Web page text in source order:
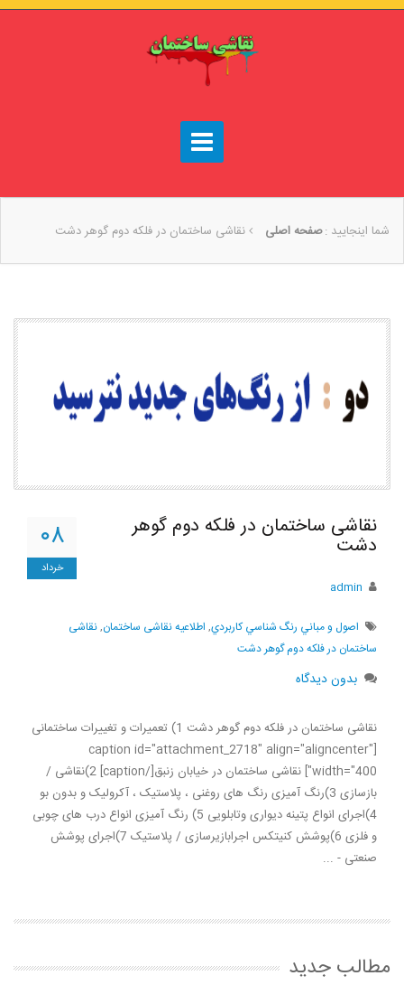
شما اینجایید :صفحه اصلی نقاشی ساختمان در فلکه دوم گوهر دشت
۰۸
خرداد
نقاشی ساختمان در فلکه دوم گوهر
دشت
admin
اصول و مباني رنگ شناسي كاربردي, اطلاعیه نقاشی ساختمان,نقاشی
ساختمان در فلکه دوم گوهر دشت
بدون دیدگاه
نقاشی ساختمان در فلکه دوم گوهر دشت 1) تعمیرات و تغییرات ساختمانی
[caption id="attachment_2718" align="aligncenter"
width="400"] نقاشی ساختمان در خیابان زنبق[/caption] 2)نقاشی /
بازسازی 3)رنگ آمیزی رنگ های روغنی ، پلاستیک ، آکرولیک و بدون بو
4)اجرای انواع پتینه دیواری وتابلویی 5) رنگ آمیزی انواع درب های چوبی
و فلزی 6)پوشش کنیتکس اجرابازیرسازی / پلاستیک 7)اجرای پوشش
صنعتی - ...
مطالب جدید